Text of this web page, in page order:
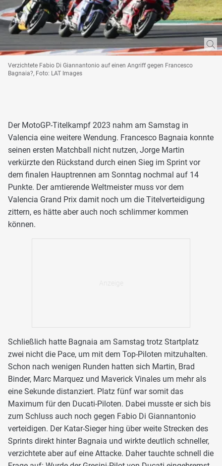
Verzichtete Fabio Di Giannantonio auf einen Angriff gegen Francesco
Bagnaia?, Foto: LAT Images
Der MotoGP-Titelkampf 2023 nahm am Samstag in
Valencia eine weitere Wendung. Francesco Bagnaia konnte
seinen ersten Matchball nicht nutzen, Jorge Martin
verkürzte den Rückstand durch einen Sieg im Sprint vor
dem finalen Hauptrennen am Sonntag nochmal auf 14
Punkte. Der amtierende Weltmeister muss vor dem
Valencia Grand Prix damit noch um die Titelverteidigung
zittern, es hätte aber auch noch schlimmer kommen
können.
Schließlich hatte Bagnaia am Samstag trotz Startplatz
zwei nicht die Pace, um mit dem Top-Piloten mitzuhalten.
Schon nach wenigen Runden hatten sich Martin, Brad
Binder, Marc Marquez und Maverick Vinales um mehr als
eine Sekunde distanziert. Platz fünf war somit das
Maximum für den Ducati-Piloten. Dabei musste er sich bis
zum Schluss auch noch gegen Fabio Di Giannantonio
verteidigen. Der Katar-Sieger hing über weite Strecken des
Sprints direkt hinter Bagnaia und wirkte deutlich schneller,
verzichtete aber auf eine Attacke. Daher tauchte schnell die